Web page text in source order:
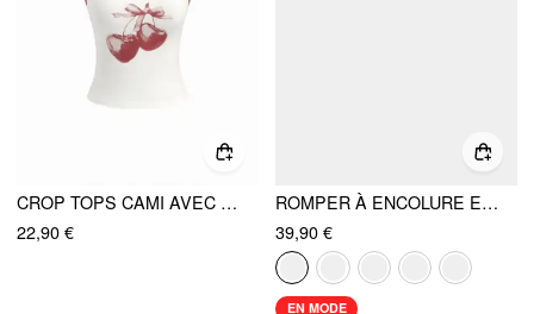
CROP TOPS CAMI AVEC MOTIF DE CERISES ET FINITIONS CONTRASTÉES
22,90 €
ROMPER À ENCOLURE EN V TEXTURÉ ET FRONCÉ DEVANT
39,90 €
EN MODE